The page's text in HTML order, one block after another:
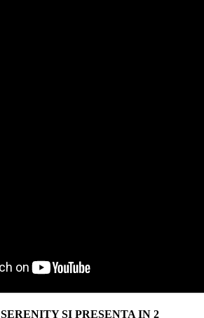
SERENITY SI PRESENTA IN 2